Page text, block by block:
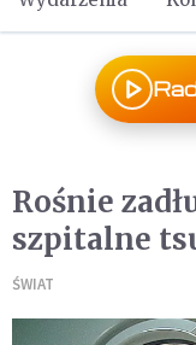
Rośnie
szpitalne
ŚWIAT